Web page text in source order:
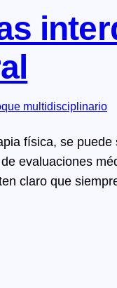
multidisciplinario
física, se
evaluaciones
claro que